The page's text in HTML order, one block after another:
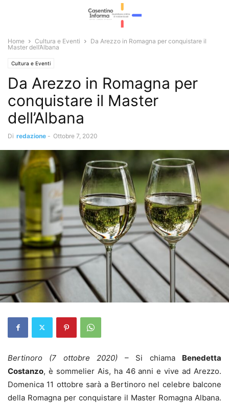
Home Cultura e Eventi
Da Arezzo in Romagna per conquistare il
Master dell’Albana
Cultura e Eventi
Da Arezzo in Romagna per
conquistare il Master
dell’Albana
Di redazione - Ottobre 7, 2020
Bertinoro (7 ottobre 2020) – Si chiama Benedetta
Costanzo, è sommelier Ais, ha 46 anni e vive ad Arezzo.
Domenica 11 ottobre sarà a Bertinoro nel celebre balcone
della Romagna per conquistare il Master Romagna Albana.